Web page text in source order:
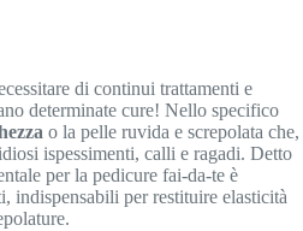
di continui trattamenti e
determinate cure! Nello specifico
o la pelle ruvida e screpolata che,
ispessimenti, calli e ragadi. Detto
per la pedicure fai-da-te è
indispensabili per restituire elasticità